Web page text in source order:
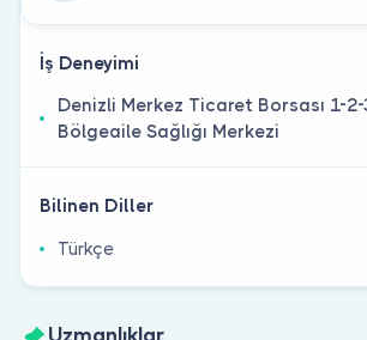
İş Deneyimi
Denizli Merkez Ticaret Borsası 1-
Bölgeaile Sağlığı Merkezi
Bilinen Diller
Türkçe